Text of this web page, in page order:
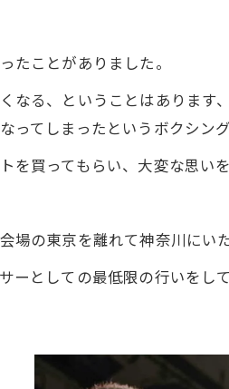
たことがありました。
なる、ということはありま
ってしまったというボクシン
を買ってもらい、大変な思い
場の東京を離れて神奈川にい
としての最低限の行いをし